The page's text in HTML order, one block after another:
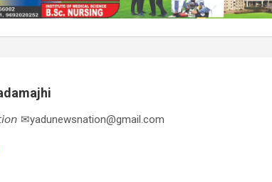
✉yadunewsnation@gmail.com